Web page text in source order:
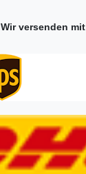
Wir versenden mit